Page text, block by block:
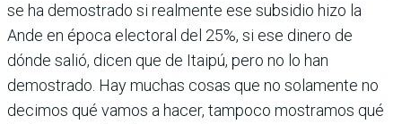
se ha demostrado si realmente ese subsidio hizo la
Ande en época electoral del 25%, si ese dinero de
dónde salió, dicen que de Itaipú, pero no lo han
demostrado. Hay muchas cosas que no solamente no
decimos qué vamos a hacer, tampoco mostramos qué